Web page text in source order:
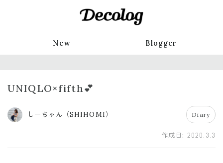
New Blogger
UNIQLO×fifth💕
しーちゃん（SHIHOMI） Diary
作成日: 2020.3.3